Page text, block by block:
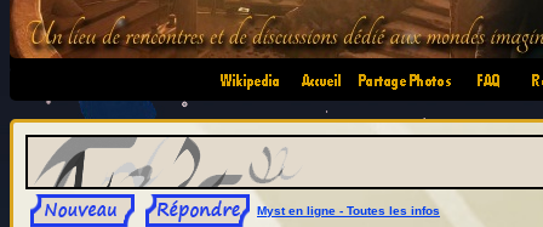
•
Myst en ligne - Toutes les infos